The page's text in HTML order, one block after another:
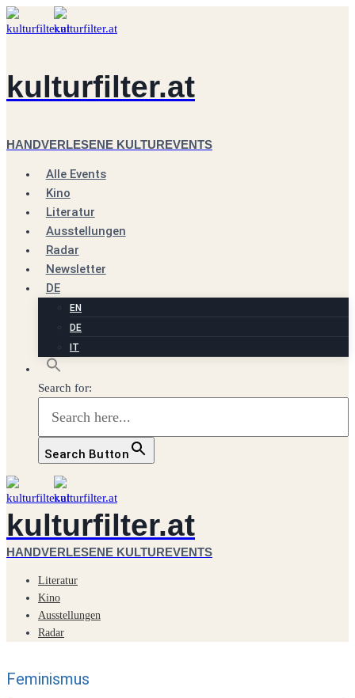
Zum
Inhalt
kulturfilter.at
HANDVERLESENE KULTUREVENTS
Alle Events
Kino
Literatur
Ausstellungen
Radar
Newsletter
DE
EN
DE
IT
Search for:
Search Button
kulturfilter.at
HANDVERLESENE KULTUREVENTS
Literatur
Kino
Ausstellungen
Radar
Feminismus